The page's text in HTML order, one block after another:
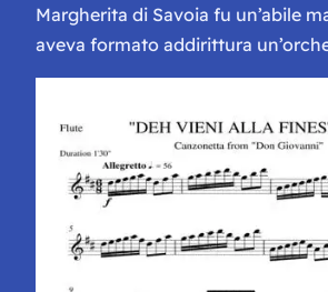
Margherita di Savoia fu un’abile
aveva formato addirittura